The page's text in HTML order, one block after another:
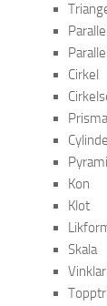
Cirkel
Prisma
Kon
Klot
Skala
Vinklar